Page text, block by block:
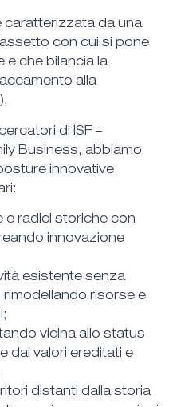
caratterizzata da una
con cui si pone
e che bilancia la
alla
di ISF –
Business, abbiamo
innovative
e radici storiche con
innovazione
esistente senza
risorse e
vicina allo status
dai valori ereditati e
distanti dalla storia